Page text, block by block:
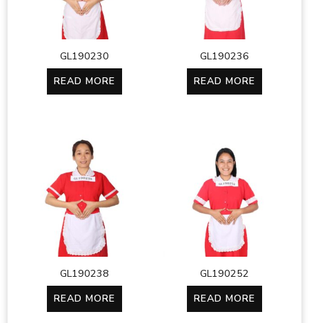
GL190230
READ MORE
GL190236
READ MORE
GL190238
READ MORE
GL190252
READ MORE